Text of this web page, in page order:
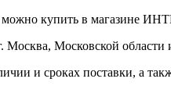
купить в магазине
Москва, Московской
и сроках поставки, а